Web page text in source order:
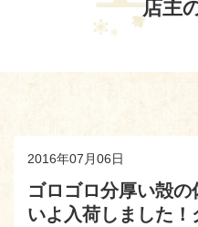
店主
2016年07月06日
ゴロゴロ分厚い殻
いよ入荷しました